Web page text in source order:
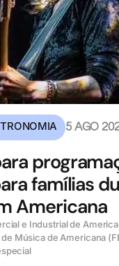
5 AGO
famílias
Americana
e Industrial de
Música de Americana